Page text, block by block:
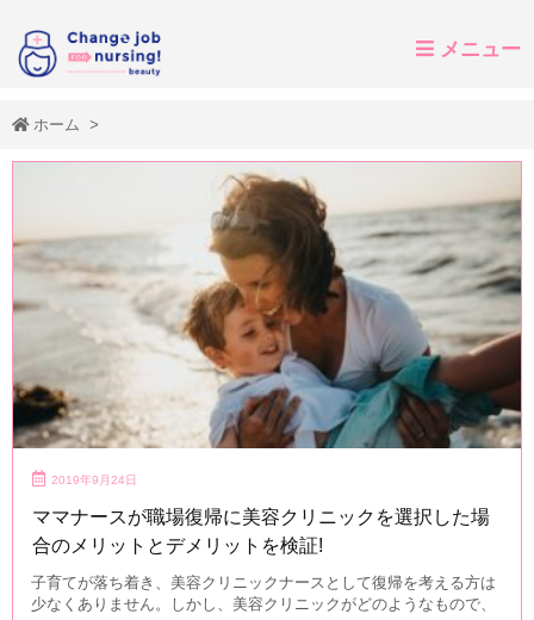
メニュー
ホーム >
2019年9月24日
ママナースが職場復帰に美容クリニックを選択した場
合のメリットとデメリットを検証!
子育てが落ち着き、美容クリニックナースとして復帰を考える方は
少なくありません。しかし、美容クリニックがどのようなもので、